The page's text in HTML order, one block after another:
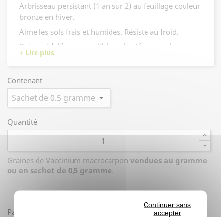
Continuer sans
accepter
Arbrisseau persistant (1 an sur 2) au feuillage couleur
bronze en hiver.
Aime les sols frais et humides. Résiste au froid.
Baies acidulées, comestibles, réputées pour la
fabrication de confitures, de sirops.
Contenant
Quantité
Graines de Vaccinium macrocarpon vendues au gramme
ou en sachet de 0,5 gramme.
Partager